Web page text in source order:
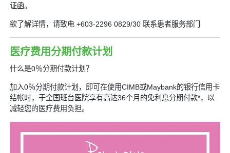
证函。
欲了解详情，请致电 +603-2296 0829/30 联系患者服务部门
医疗费用分期付款计划
什么是0％分期付款计划？
加入0％分期付款计划，即可在使用CIMB或Maybank的银行信用卡
结帐时，于全国班台医院享有高达36个月的免利息分期付款*，以
减轻您的医疗费用负担。